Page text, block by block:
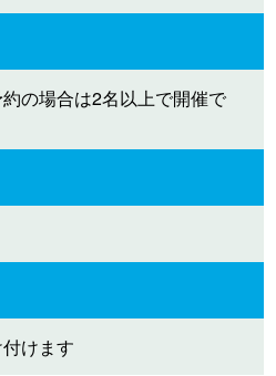
の場合は2名以上で開催で
けます